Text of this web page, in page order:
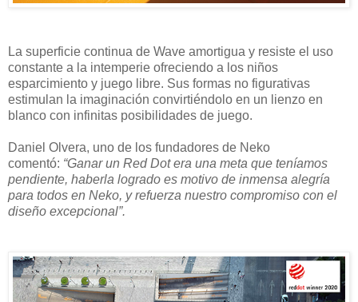
La superficie continua de Wave amortigua y resiste el uso
constante a la intemperie ofreciendo a los niños
esparcimiento y juego libre. Sus formas no figurativas
estimulan la imaginación convirtiéndolo en un lienzo en
blanco con infinitas posibilidades de juego.
Daniel Olvera, uno de los fundadores de Neko
comentó: “Ganar un Red Dot era una meta que teníamos
pendiente, haberla logrado es motivo de inmensa alegría
para todos en Neko, y refuerza nuestro compromiso con el
diseño excepcional”.